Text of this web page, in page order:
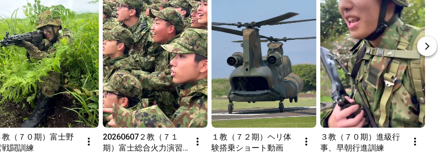
教（７０期）富士野
戦闘訓練
20260607２教（７１
期）富士総合火力演習
１教（７２期）ヘリ体
験搭乗ショート動画
３教（７０期）進級行
事、早朝行進訓練